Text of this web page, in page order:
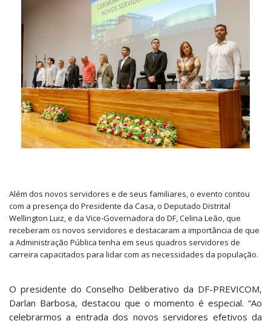
Além dos novos servidores e de seus familiares, o evento contou
com a presença do Presidente da Casa, o Deputado Distrital
Wellington Luiz, e da Vice-Governadora do DF, Celina Leão, que
receberam os novos servidores e destacaram a importância de que
a Administração Pública tenha em seus quadros servidores de
carreira capacitados para lidar com as necessidades da população.
O presidente do Conselho Deliberativo da DF-PREVICOM,
Darlan Barbosa, destacou que o momento é especial. “Ao
celebrarmos a entrada dos novos servidores efetivos da